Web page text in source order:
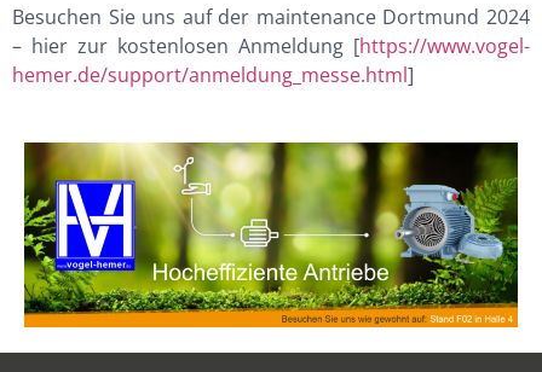
Besuchen Sie uns auf der maintenance Dortmund 2024
– hier zur kostenlosen Anmeldung [https://www.vogel-
hemer.de/support/anmeldung_messe.html]